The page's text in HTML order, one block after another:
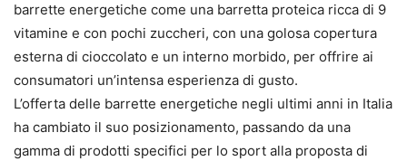
barrette energetiche come una barretta proteica ricca di 9
vitamine e con pochi zuccheri, con una golosa copertura
esterna di cioccolato e un interno morbido, per offrire ai
consumatori un’intensa esperienza di gusto.
L’offerta delle barrette energetiche negli ultimi anni in Italia
ha cambiato il suo posizionamento, passando da una
gamma di prodotti specifici per lo sport alla proposta di